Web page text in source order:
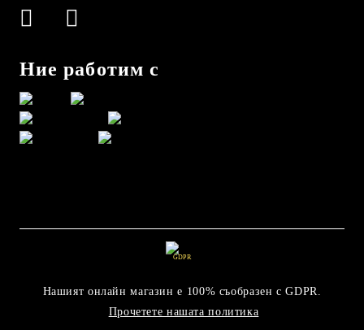
Ние работим с
GDPR
Нашият онлайн магазин е 100% съобразен с GDPR.
Прочетете нашата политика